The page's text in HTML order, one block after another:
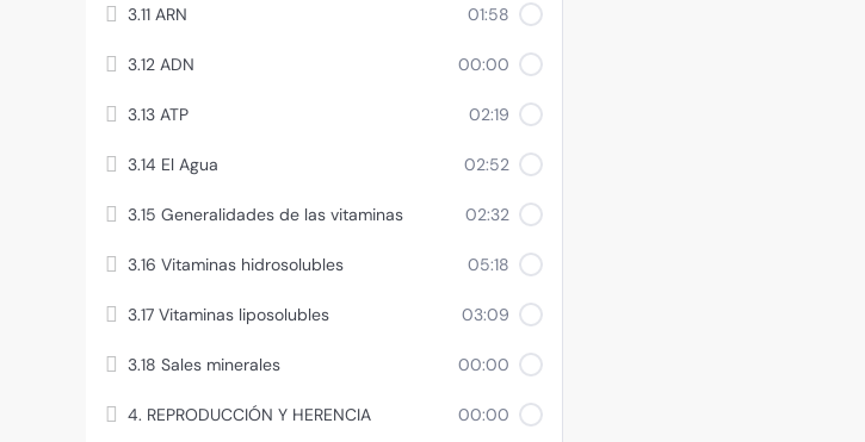
3.11 ARN 01:58
3.12 ADN 00:00
3.13 ATP 02:19
3.14 El Agua 02:52
3.15 Generalidades de las vitaminas 02:32
3.16 Vitaminas hidrosolubles 05:18
3.17 Vitaminas liposolubles 03:09
3.18 Sales minerales 00:00
4. REPRODUCCIÓN Y HERENCIA 00:00